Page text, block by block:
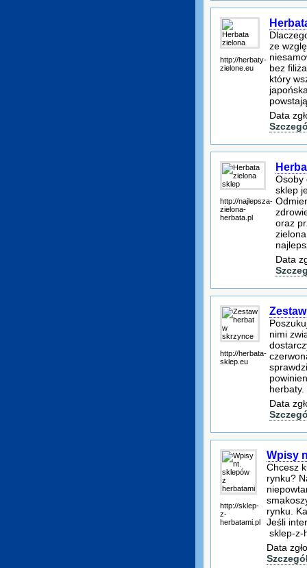
http://herbaty-
zielone.eu
ze
bez
który
Data
http://najlepsza-
zielona-
herbata.pl
Osoby
sklep
oraz
Data
http://herbata-
sklep.eu
nimi
Data
http://sklep-
z-
herbatami.pl
Wpisy
Chcesz
rynku?
rynku.
Jeśli
sklep-z-
Data